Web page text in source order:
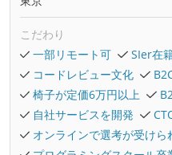
こだわり
一部リモート可
SIer在
コードレビュー文化
椅子が定価6万円以上
自社サービスを開発
オンラインで選考が受けら